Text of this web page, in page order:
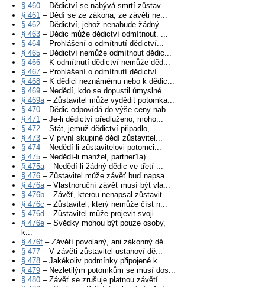
§ 460 – Dědictví se nabývá smrtí zůstav...
§ 461 – Dědí se ze zákona, ze závěti ne...
§ 462 – Dědictví, jehož nenabude žádný ...
§ 463 – Dědic může dědictví odmítnout. ...
§ 464 – Prohlášení o odmítnutí dědictví...
§ 465 – Dědictví nemůže odmítnout dědic...
§ 466 – K odmítnutí dědictví nemůže děd...
§ 467 – Prohlášení o odmítnutí dědictví...
§ 468 – K dědici neznámému nebo k dědic...
§ 469 – Nedědí, kdo se dopustil úmyslné...
§ 469a– Zůstavitel může vydědit potomka...
§ 470 – Dědic odpovídá do výše ceny nab...
§ 471 – Je-li dědictví předluženo, moho...
§ 472 – Stát, jemuž dědictví připadlo, ...
§ 473 – V první skupině dědí zůstavitel...
§ 474 – Nedědí-li zůstavitelovi potomci...
§ 475 – Nedědí-li manžel, partner1a)
§ 475a– Nedědí-li žádný dědic ve třetí ...
§ 476 – Zůstavitel může závěť buď napsa...
§ 476a– Vlastnoruční závěť musí být vla...
§ 476b – Závěť, kterou nenapsal zůstavit...
§ 476c – Zůstavitel, který nemůže číst n...
§ 476d – Zůstavitel může projevit svoji ...
§ 476e – Svědky mohou být pouze osoby,
k...
§ 476f – Závětí povolaný, ani zákonný dě...
§ 477 – V závěti zůstavitel ustanoví dě...
§ 478 – Jakékoliv podmínky připojené k ...
§ 479 – Nezletilým potomkům se musí dos...
§ 480 – Závěť se zrušuje platnou závětí...